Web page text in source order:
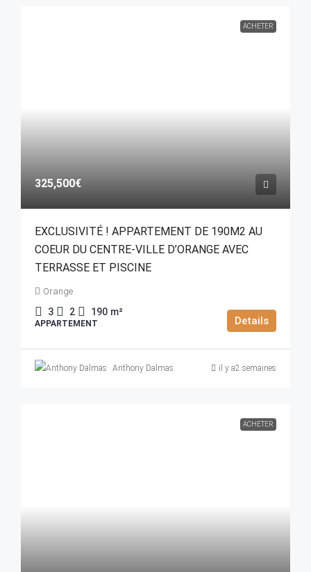
ACHETER
325,500€
EXCLUSIVITÉ ! APPARTEMENT DE 190M2 AU
COEUR DU CENTRE-VILLE D’ORANGE AVEC
TERRASSE ET PISCINE
Orange
3 2 190 m²
APPARTEMENT Details
Anthony Dalmas il y a2 semaines
ACHETER